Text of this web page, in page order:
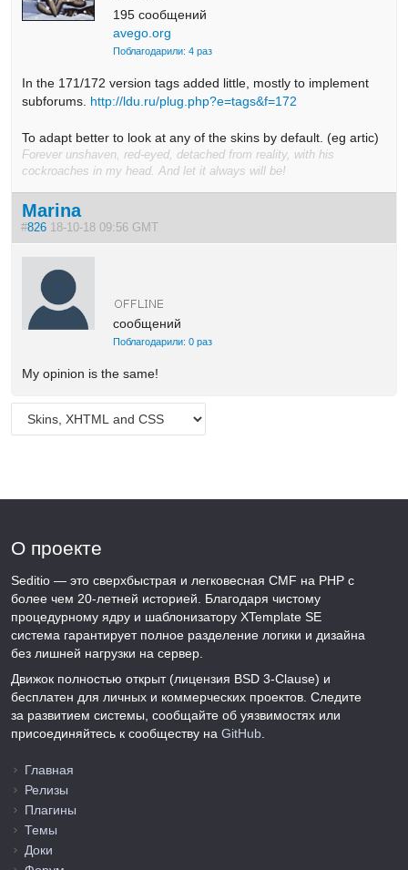
195 сообщений
avego.org
Поблагодарили: 4 раз
In the 171/172 version tags added little, mostly to implement
subforums. http://ldu.ru/plug.php?e=tags&f=172
To adapt better to look at any of the skins by default. (eg artic)
Forever unshaven, red-eyed, detached from reality, with his
cockroaches in my head. And let it always will be!
Marina
#826 18-10-18 09:56 GMT
сообщений
Поблагодарили: 0 раз
My opinion is the same!
О проекте
Seditio — это сверхбыстрая и легковесная CMF на PHP с
более чем 20-летней историей. Благодаря чистому
процедурному ядру и шаблонизатору XTemplate SE
система гарантирует полное разделение логики и дизайна
без лишней нагрузки на сервер.
Движок полностью открыт (лицензия BSD 3-Clause) и
бесплатен для личных и коммерческих проектов. Следите
за развитием системы, сообщайте об уязвимостях или
присоединяйтесь к сообществу на GitHub.
Главная
Релизы
Плагины
Темы
Доки